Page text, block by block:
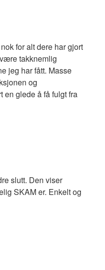
for alt dere har gjort
takknemlig
jeg har fått. Masse
og
glede å få fulgt fra
slutt. Den viser
SKAM er. Enkelt og